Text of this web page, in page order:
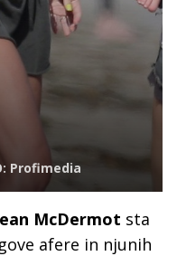
Profimedia
McDermot sta
afere in njunih